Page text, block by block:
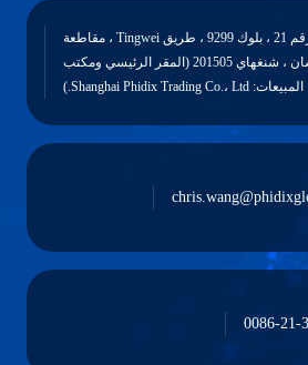
مبنى رقم 21 ، بلوك 9299 ، طريق Tingwei ، مقاطعة
جينشان ، شنغهاي 201505 (المقر الرئيسي ومكتب
المبيعات: Shanghai Phidix Trading Co.، Ltd.)
0086-21-